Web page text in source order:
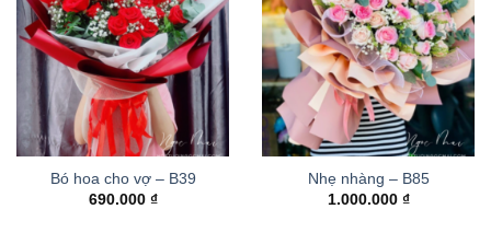
Bó hoa cho vợ – B39
690.000 ₫
Nhẹ nhàng – B85
1.000.000 ₫